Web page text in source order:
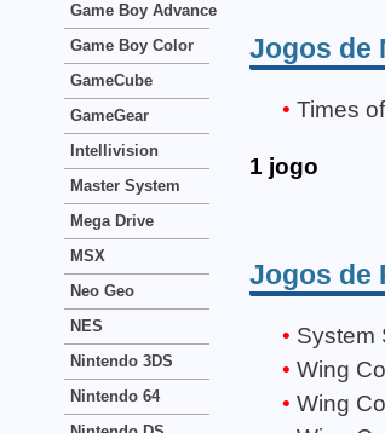
Jogos de
Times
1 jogo
Jogos de
System
Wing
Wing
Game Boy Advance
Game Boy Color
GameCube
GameGear
Intellivision
Master System
Mega Drive
MSX
Neo Geo
NES
Nintendo 3DS
Nintendo 64